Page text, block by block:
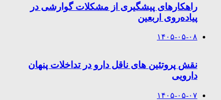
راهکارهای پیشگیری از مشکلات گوارشی در
پیاده‌روی اربعین
۱۴۰۵-۰۵-۰۸
نقش پروتئین های ناقل دارو در تداخلات پنهان
دارویی
۱۴۰۵-۰۵-۰۷